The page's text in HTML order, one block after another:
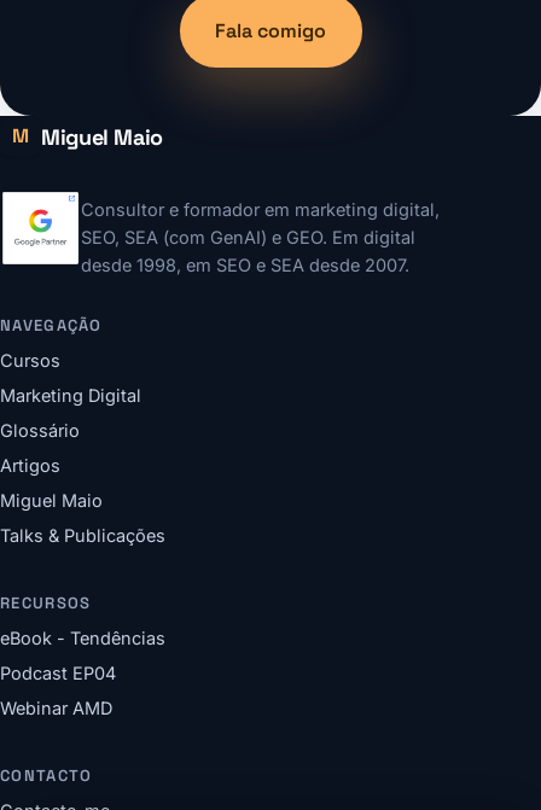
Fala comigo
M Miguel Maio
Consultor e formador em marketing digital,
SEO, SEA (com GenAI) e GEO. Em digital
desde 1998, em SEO e SEA desde 2007.
NAVEGAÇÃO
Cursos
Marketing Digital
Glossário
Artigos
Miguel Maio
Talks & Publicações
RECURSOS
eBook - Tendências
Podcast EP04
Webinar AMD
CONTACTO